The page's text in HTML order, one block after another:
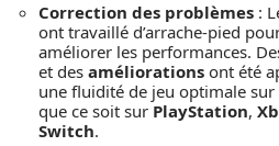
Correction des problèmes :
ont travaillé d’arrache-pied
améliorer les performances.
et des améliorations ont été
une fluidité de jeu optimale
que ce soit sur PlayStation,
Switch.